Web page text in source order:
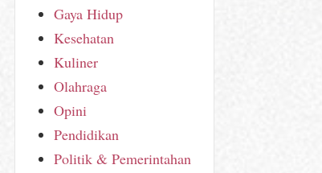
Gaya Hidup
Kesehatan
Kuliner
Olahraga
Opini
Pendidikan
Politik & Pemerintahan